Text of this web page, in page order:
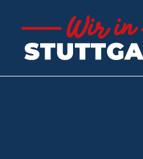
Inhalt
springen